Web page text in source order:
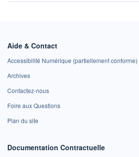
Aide & Contact
Accessibilité Numérique (partiellement conforme)
Archives
Contactez-nous
Foire aux Questions
Plan du site
Documentation Contractuelle